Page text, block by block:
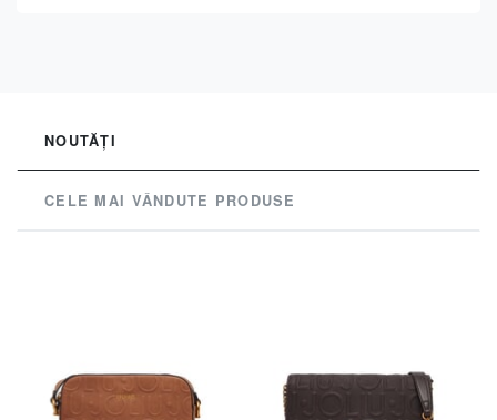
NOUTĂŢI
CELE MAI VÂNDUTE PRODUSE